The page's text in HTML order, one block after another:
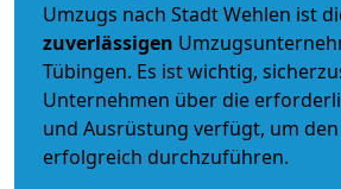
Umzugs nach Stadt Wehlen ist
zuverlässigen
Tübingen. Es ist wichtig,
Unternehmen über die
und Ausrüstung verfügt, um
erfolgreich durchzuführen.